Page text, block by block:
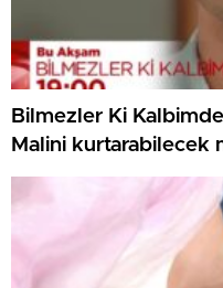
Bilmezler Ki
Malini kurtarabilecek